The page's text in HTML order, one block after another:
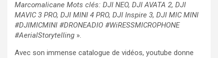
Marcomalicane Mots clés: DJI NEO, DJI AVATA 2, DJI
MAVIC 3 PRO, DJI MINI 4 PRO, DJI Inspire 3, DJI MIC MINI
#DJIMICMINI #DRONEADIO #WiRESSMICROPHONE
#AerialStorytelling ».
Avec son immense catalogue de vidéos, youtube donne